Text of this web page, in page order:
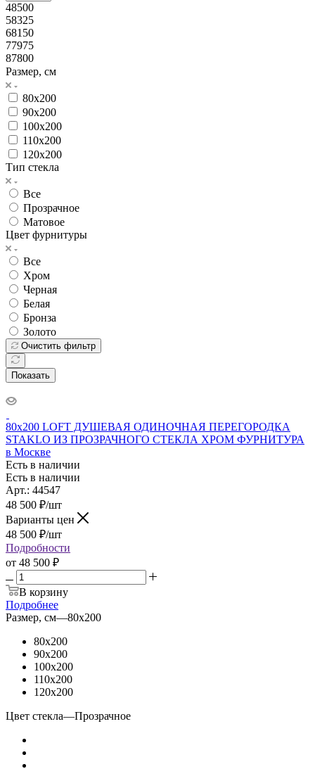
48500
58325
68150
77975
87800
Размер, см
80x200
90x200
100x200
110x200
120x200
Тип стекла
Все
Прозрачное
Матовое
Цвет фурнитуры
Все
Хром
Черная
Белая
Бронза
Золото
Очистить фильтр
Показать
80x200 LOFT ДУШЕВАЯ ОДИНОЧНАЯ ПЕРЕГОРОДКА
STAKLO ИЗ ПРОЗРАЧНОГО СТЕКЛА ХРОМ ФУРНИТУРА
в Москве
Есть в наличии
Есть в наличии
Арт.: 44547
48 500 ₽/шт
Варианты цен
48 500 ₽/шт
Подробности
от 48 500 ₽
В корзину
Подробнее
Размер, см—80x200
80x200
90x200
100x200
110x200
120x200
Цвет стекла—Прозрачное